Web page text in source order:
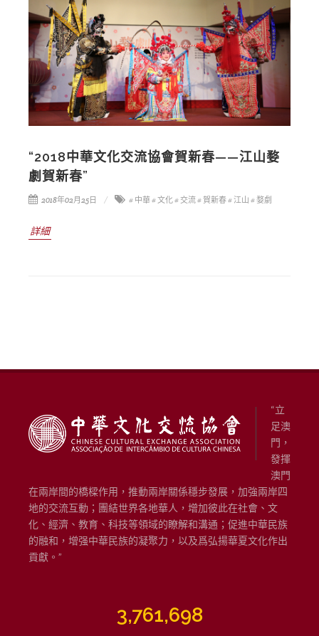
“2018中華文化交流協會賀新春——江山婺
劇賀新春”
2018年02月25日 # 中華# 文化# 交流# 賀新春# 江山 # 婺劇
詳細
“立
足澳
門，
發揮
澳門
在兩岸間的橋樑作用，推動兩岸關係穩步發展，加強兩岸四
地的交流互動；團結世界各地華人，增加彼此在社會、文
化、經濟、教育、科技等領域的瞭解和溝通；促進中華民族
的融和，增强中華民族的凝聚力，以及爲弘揚華夏文化作出
貢獻。”
3,761,698